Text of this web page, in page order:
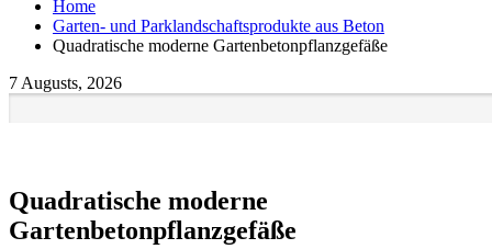
Home
Garten- und Parklandschaftsprodukte aus Beton
Quadratische moderne Gartenbetonpflanzgefäße
7 Augusts, 2026
Quadratische moderne
Gartenbetonpflanzgefäße